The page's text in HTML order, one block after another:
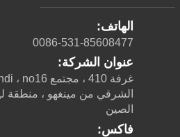
الهاتف:
0086-531-85608477
عنوان الشركة:
الشرقي من مينغهو ، منطقة
الصين
فاكس: